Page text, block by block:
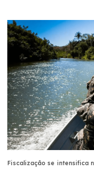
Fiscalização se intensifica